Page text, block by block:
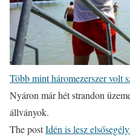
Több mint háromezerszer volt
Nyáron már hét strandon
állványok.
The postIdén is lesz